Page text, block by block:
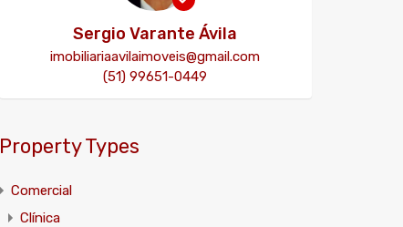
Sergio Varante Ávila
imobiliariaavilaimoveis@gmail.com
(51) 99651-0449
Property Types
Comercial
Clínica